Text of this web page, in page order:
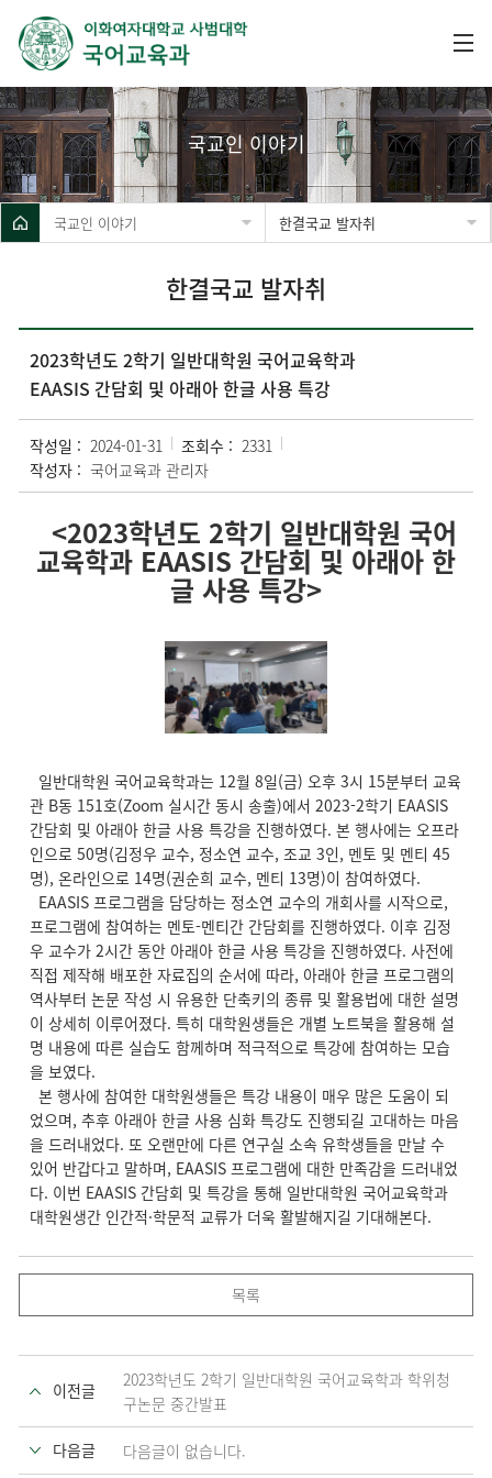
국교인 이야기
국교인 이야기 한결국교 발자취
한결국교 발자취
2023학년도 2학기 일반대학원 국어교육학과
EAASIS 간담회 및 아래아 한글 사용 특강
작성일 : 2024-01-31 조회수 : 2331
작성자 : 국어교육과 관리자
<2023학년도 2학기 일반대학원 국어
교육학과 EAASIS 간담회 및 아래아 한
글 사용 특강>
일반대학원 국어교육학과는 12월 8일(금) 오후 3시 15분부터 교육
관 B동 151호(Zoom 실시간 동시 송출)에서 2023-2학기 EAASIS
간담회 및 아래아 한글 사용 특강을 진행하였다. 본 행사에는 오프라
인으로 50명(김정우 교수, 정소연 교수, 조교 3인, 멘토 및 멘티 45
명), 온라인으로 14명(권순희 교수, 멘티 13명)이 참여하였다.
EAASIS 프로그램을 담당하는 정소연 교수의 개회사를 시작으로,
프로그램에 참여하는 멘토-멘티간 간담회를 진행하였다. 이후 김정
우 교수가 2시간 동안 아래아 한글 사용 특강을 진행하였다. 사전에
직접 제작해 배포한 자료집의 순서에 따라, 아래아 한글 프로그램의
역사부터 논문 작성 시 유용한 단축키의 종류 및 활용법에 대한 설명
이 상세히 이루어졌다. 특히 대학원생들은 개별 노트북을 활용해 설
명 내용에 따른 실습도 함께하며 적극적으로 특강에 참여하는 모습
을 보였다.
본 행사에 참여한 대학원생들은 특강 내용이 매우 많은 도움이 되
었으며, 추후 아래아 한글 사용 심화 특강도 진행되길 고대하는 마음
을 드러내었다. 또 오랜만에 다른 연구실 소속 유학생들을 만날 수
있어 반갑다고 말하며, EAASIS 프로그램에 대한 만족감을 드러내었
다. 이번 EAASIS 간담회 및 특강을 통해 일반대학원 국어교육학과
대학원생간 인간적·학문적 교류가 더욱 활발해지길 기대해본다.
목록
이전글
2023학년도 2학기 일반대학원 국어교육학과 학위청
구논문 중간발표
다음글 다음글이 없습니다.